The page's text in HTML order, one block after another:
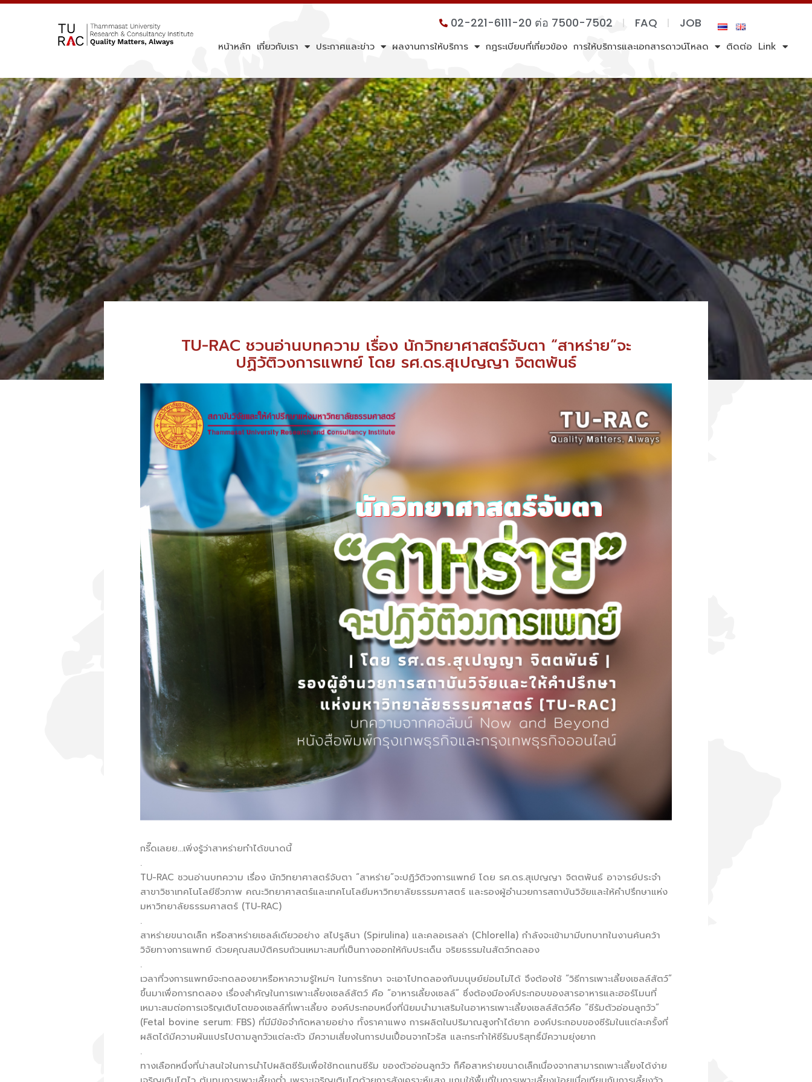
Skip
02-221-6111-20 ต่อ 7500-7502 FAQ JOB
หน้าหลัก เกี่ยวกับเรา ประกาศและข่าว ผลงานการให้บริการ กฎระเบียบที่เกี่ยวข้อง การให้บริการและเอกสารดาวน์โหลด ติดต่อ Link
TU-RAC ชวนอ่านบทความ เรื่อง นักวิทยาศาสตร์จับตา “สาหร่าย”จะ
ปฏิวัติวงการแพทย์ โดย รศ.ดร.สุเปญญา จิตตพันธ์
กรี๊ดเลยย…เพิ่งรู้ว่าสาหร่ายทำได้ขนาดนี้
.
TU-RAC ชวนอ่านบทความ เรื่อง นักวิทยาศาสตร์จับตา “สาหร่าย”จะปฏิวัติวงการแพทย์ โดย รศ.ดร.สุเปญญา จิตตพันธ์ อาจารย์ประจำ
สาขาวิชาเทคโนโลยีชีวภาพ คณะวิทยาศาสตร์และเทคโนโลยีมหาวิทยาลัยธรรมศาสตร์ และรองผู้อำนวยการสถาบันวิจัยและให้คำปรึกษาแห่ง
มหาวิทยาลัยธรรมศาสตร์ (TU-RAC)
.
สาหร่ายขนาดเล็ก หรือสาหร่ายเซลล์เดียวอย่าง สไปรูลินา (Spirulina) และคลอเรลล่า (Chlorella) กำลังจะเข้ามามีบทบาทในงานค้นคว้า
วิจัยทางการแพทย์ ด้วยคุณสมบัติครบถ้วนเหมาะสมที่เป็นทางออกให้กับประเด็น จริยธรรมในสัตว์ทดลอง
.
เวลาที่วงการแพทย์จะทดลองยาหรือหาความรู้ใหม่ๆ ในการรักษา จะเอาไปทดลองกับมนุษย์ย่อมไม่ได้ จึงต้องใช้ “วิธีการเพาะเลี้ยงเซลล์สัตว์”
ขึ้นมาเพื่อการทดลอง เรื่องสำคัญในการเพาะเลี้ยงเซลล์สัตว์ คือ “อาหารเลี้ยงเซลล์” ซึ่งต้องมีองค์ประกอบของสารอาหารและฮอร์โมนที่
เหมาะสมต่อการเจริญเติบโตของเซลล์ที่เพาะเลี้ยง องค์ประกอบหนึ่งที่นิยมนำมาเสริมในอาหารเพาะเลี้ยงเซลล์สัตว์คือ “ซีรัมตัวอ่อนลูกวัว”
(Fetal bovine serum: FBS) ที่มีมีข้อจำกัดหลายอย่าง ทั้งราคาแพง การผลิตในปริมาณสูงทำได้ยาก องค์ประกอบของซีรัมในแต่ละครั้งที่
ผลิตได้มีความผันแปรไปตามลูกวัวแต่ละตัว มีความเสี่ยงในการปนเปื้อนจากไวรัส และกระทำให้ซีรัมบริสุทธิ์มีความยุ่งยาก
.
ทางเลือกหนึ่งที่น่าสนใจในการนำไปผลิตซีรัมเพื่อใช้ทดแทนซีรัม ของตัวอ่อนลูกวัว ก็คือสาหร่ายขนาดเล็กเนื่องจากสามารถเพาะเลี้ยงได้ง่าย